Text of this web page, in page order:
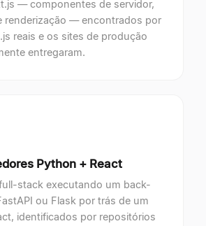
— componentes de servidor,
renderização — encontrados por
reais e os sites de produção
entregaram.
Python + React
stack executando um back-
ou Flask por trás de um
identificados por repositórios